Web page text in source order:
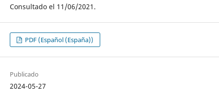
Consultado el 11/06/2021.
PDF (Español (España))
Publicado
2024-05-27